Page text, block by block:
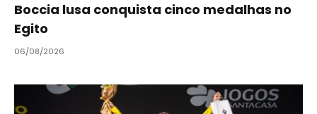
Boccia lusa conquista cinco medalhas no
Egito
06/08/2026